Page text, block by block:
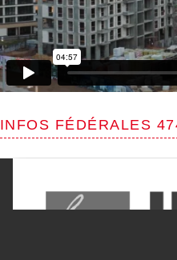
INFOS FÉDÉRALES